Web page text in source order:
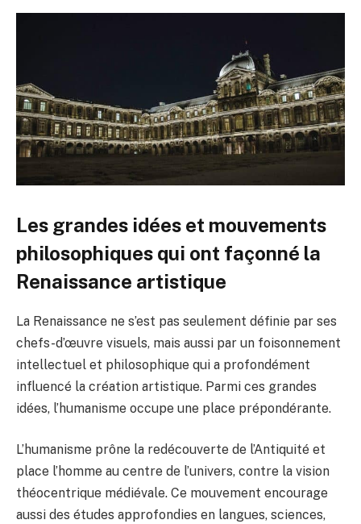
Les grandes idées et mouvements
philosophiques qui ont façonné la
Renaissance artistique
La Renaissance ne s’est pas seulement définie par ses
chefs-d’œuvre visuels, mais aussi par un foisonnement
intellectuel et philosophique qui a profondément
influencé la création artistique. Parmi ces grandes
idées, l’humanisme occupe une place prépondérante.
L’humanisme prône la redécouverte de l’Antiquité et
place l’homme au centre de l’univers, contre la vision
théocentrique médiévale. Ce mouvement encourage
aussi des études approfondies en langues, sciences,